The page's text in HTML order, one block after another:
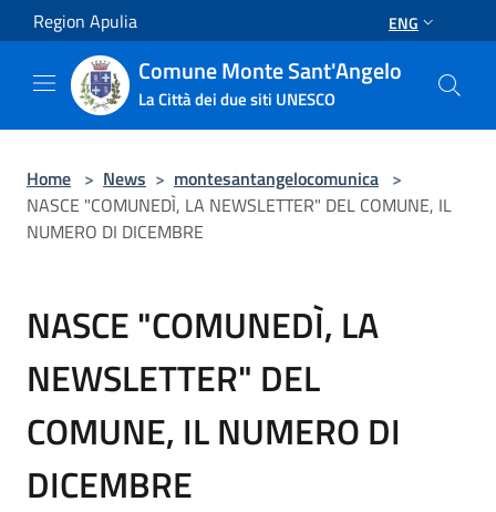
Salta al contenuto principale
Region Apulia ENG
Comune Monte Sant'Angelo
La Città dei due siti UNESCO
Home > News > montesantangelocomunica >
NASCE "COMUNEDÌ, LA NEWSLETTER" DEL COMUNE, IL
NUMERO DI DICEMBRE
NASCE "COMUNEDÌ, LA
NEWSLETTER" DEL
COMUNE, IL NUMERO DI
DICEMBRE